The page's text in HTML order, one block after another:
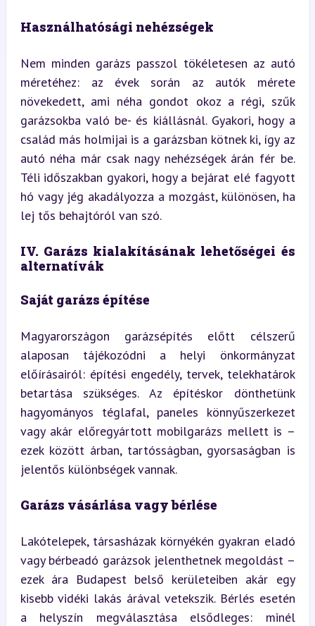
Használhatósági nehézségek
Nem minden garázs passzol tökéletesen az autó
méretéhez: az évek során az autók mérete
növekedett, ami néha gondot okoz a régi, szűk
garázsokba való be- és kiállásnál. Gyakori, hogy a
család más holmijai is a garázsban kötnek ki, így az
autó néha már csak nagy nehézségek árán fér be.
Téli időszakban gyakori, hogy a bejárat elé fagyott
hó vagy jég akadályozza a mozgást, különösen, ha
lej tős behajtóról van szó.
IV. Garázs kialakításának lehetőségei és
alternatívák
Saját garázs építése
Magyarországon garázsépítés előtt célszerű
alaposan tájékozódni a helyi önkormányzat
előírásairól: építési engedély, tervek, telekhatárok
betartása szükséges. Az építéskor dönthetünk
hagyományos téglafal, paneles könnyűszerkezet
vagy akár előregyártott mobilgarázs mellett is –
ezek között árban, tartósságban, gyorsaságban is
jelentős különbségek vannak.
Garázs vásárlása vagy bérlése
Lakótelepek, társasházak környékén gyakran eladó
vagy bérbeadó garázsok jelenthetnek megoldást –
ezek ára Budapest belső kerületeiben akár egy
kisebb vidéki lakás árával vetekszik. Bérlés esetén
a helyszín megválasztása elsődleges: minél